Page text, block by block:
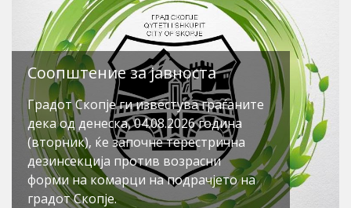
Градот Скопје ја известува јавноста
дека, согласно Годишната програма
за спроведување на мерки за
дезинсекција, законските обврски
што произлегуваат од Законот за
заштита на населението од заразни
болести, како и Елаборатот изготвен
од Центарот за јавно здравје –
Скопје, продолжува со реализација
на следната фаза од овогодишната
дезинсекција против комарци.